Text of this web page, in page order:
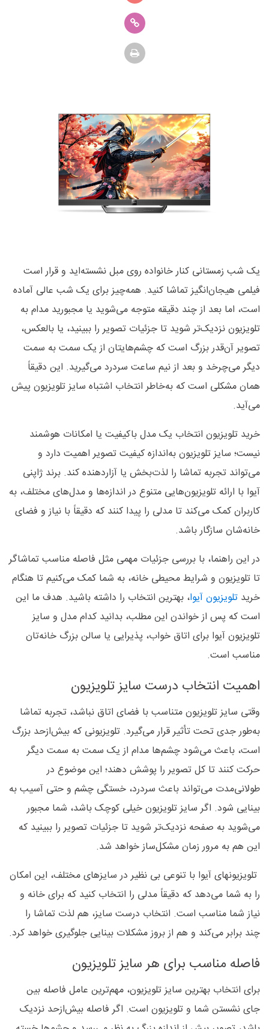
یک شب زمستانی کنار خانواده روی مبل نشسته‌اید و قرار است
فیلمی هیجان‌انگیز تماشا کنید. همه‌چیز برای یک شب عالی آماده
است، اما بعد از چند دقیقه متوجه می‌شوید یا مجبورید مدام به
تلویزیون نزدیک‌تر شوید تا جزئیات تصویر را ببینید، یا بالعکس،
تصویر آن‌قدر بزرگ است که چشم‌هایتان از یک سمت به سمت
دیگر می‌چرخد و بعد از نیم ساعت سردرد می‌گیرید. این دقیقاً
همان مشکلی است که به‌خاطر انتخاب اشتباه سایز تلویزیون پیش
می‌آید.
خرید تلویزیون انتخاب یک مدل باکیفیت یا امکانات هوشمند
نیست؛ سایز تلویزیون به‌اندازه کیفیت تصویر اهمیت دارد و
می‌تواند تجربه تماشا را لذت‌بخش یا آزاردهنده کند. برند ژاپنی
آیوا با ارائه تلویزیون‌هایی متنوع در اندازه‌ها و مدل‌های مختلف، به
کاربران کمک می‌کند تا مدلی را پیدا کنند که دقیقاً با نیاز و فضای
خانه‌شان سازگار باشد.
در این راهنما، با بررسی جزئیات مهمی مثل فاصله مناسب تماشاگر
تا تلویزیون و شرایط محیطی خانه، به شما کمک می‌کنیم تا هنگام
خرید تلویزیون آیوا، بهترین انتخاب را داشته باشید. هدف ما این
است که پس از خواندن این مطلب، بدانید کدام مدل و سایز
تلویزیون آیوا برای اتاق خواب، پذیرایی یا سالن بزرگ خانه‌تان
مناسب است.
اهمیت انتخاب درست سایز تلویزیون
وقتی سایز تلویزیون متناسب با فضای اتاق نباشد، تجربه تماشا
به‌طور جدی تحت تأثیر قرار می‌گیرد. تلویزیونی که بیش‌ازحد بزرگ
است، باعث می‌شود چشم‌ها مدام از یک سمت به سمت دیگر
حرکت کنند تا کل تصویر را پوشش دهند؛ این موضوع در
طولانی‌مدت می‌تواند باعث سردرد، خستگی چشم و حتی آسیب به
بینایی شود. اگر سایز تلویزیون خیلی کوچک باشد، شما مجبور
می‌شوید به صفحه نزدیک‌تر شوید تا جزئیات تصویر را ببینید که
این هم به مرور زمان مشکل‌ساز خواهد شد.
تلویزیونهای آیوا با تنوعی بی نظیر در سایزهای مختلف، این امکان
را به شما می‌دهد که دقیقاً مدلی را انتخاب کنید که برای خانه و
نیاز شما مناسب است. انتخاب درست سایز، هم لذت تماشا را
چند برابر می‌کند و هم از بروز مشکلات بینایی جلوگیری خواهد کرد.
فاصله مناسب برای هر سایز تلویزیون
برای انتخاب بهترین سایز تلویزیون، مهم‌ترین عامل فاصله بین
جای نشستن شما و تلویزیون است. اگر فاصله بیش‌ازحد نزدیک